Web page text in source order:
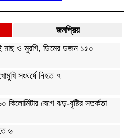
জনপ্রিয়
মাছ ও মুরগি, ডিমের ডজন ১৫০
সংঘর্ষে নিহত ৭
কিলোমিটার বেগে ঝড়-বৃষ্টির সতর্কতা
৬